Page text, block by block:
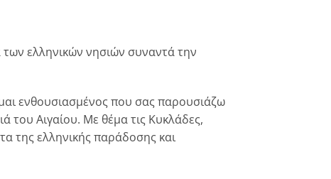
ελληνικών νησιών συναντά την
ενθουσιασμένος που σας παρουσιάζω
του Αιγαίου. Με θέμα τις Κυκλάδες,
της ελληνικής παράδοσης και